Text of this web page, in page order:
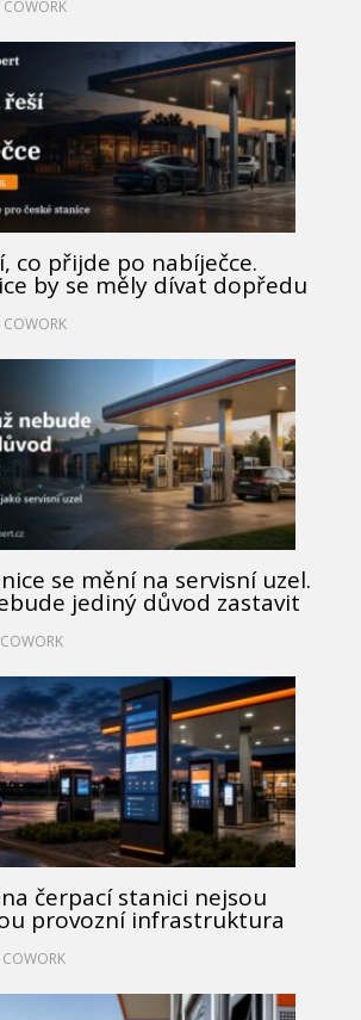
COWORK
co přijde po nabíječce.
by se měly dívat dopředu
COWORK
se mění na servisní uzel.
jediný důvod zastavit
COWORK
čerpací stanici nejsou
provozní infrastruktura
COWORK